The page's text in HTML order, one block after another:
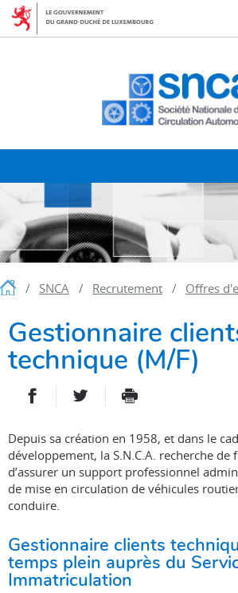
Aller
la
Aller
contenu
Accueil
SNCA Recrutement Offres
Gestionnaire
technique (M/F)
PARTAGER SUR FACEBOOK
PARTAGER SUR TWITTER
IMPRIMER
Depuis sa création en 1958, et dans le
développement, la S.N.C.A. recherche de
d’assurer un support professionnel
de mise en circulation de véhicules
conduire.
Gestionnaire clients
temps plein auprès du
Immatriculation